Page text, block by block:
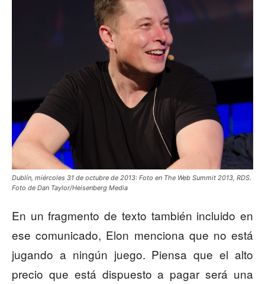
Dublín, miércoles 31 de octubre de 2013: Foto en The Web Summit 2013, RDS.
Foto de Dan Taylor/Heisenberg Media
En un fragmento de texto también incluido en
ese comunicado, Elon menciona que no está
jugando a ningún juego. Piensa que el alto
precio que está dispuesto a pagar será una